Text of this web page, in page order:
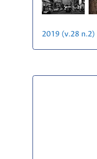
2019 (v.28 n.2)